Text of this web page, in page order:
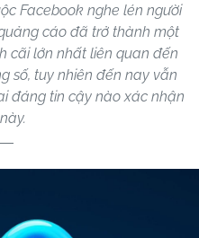
Facebook nghe lén người
cáo đã trở thành một
cãi lớn nhất liên quan đến
số, tuy nhiên đến nay vẫn
đáng tin cậy nào xác nhận